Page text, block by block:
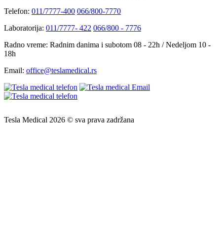
Telefon: 011/7777-400 066/800-7770
Laboratorija: 011/7777- 422 066/800 - 7776
Radno vreme: Radnim danima i subotom 08 - 22h / Nedeljom 10 -
18h
Email: office@teslamedical.rs
Tesla Medical 2026 © sva prava zadržana